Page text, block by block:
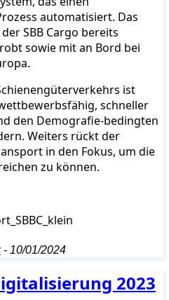
automatisiert. Das
SBB Cargo bereits
sowie mit an Bord bei
ist
schneller
den Demografie-bedingten
Weiters rückt der
in den Fokus, um die
zu können.
- 10/01/2024
2023